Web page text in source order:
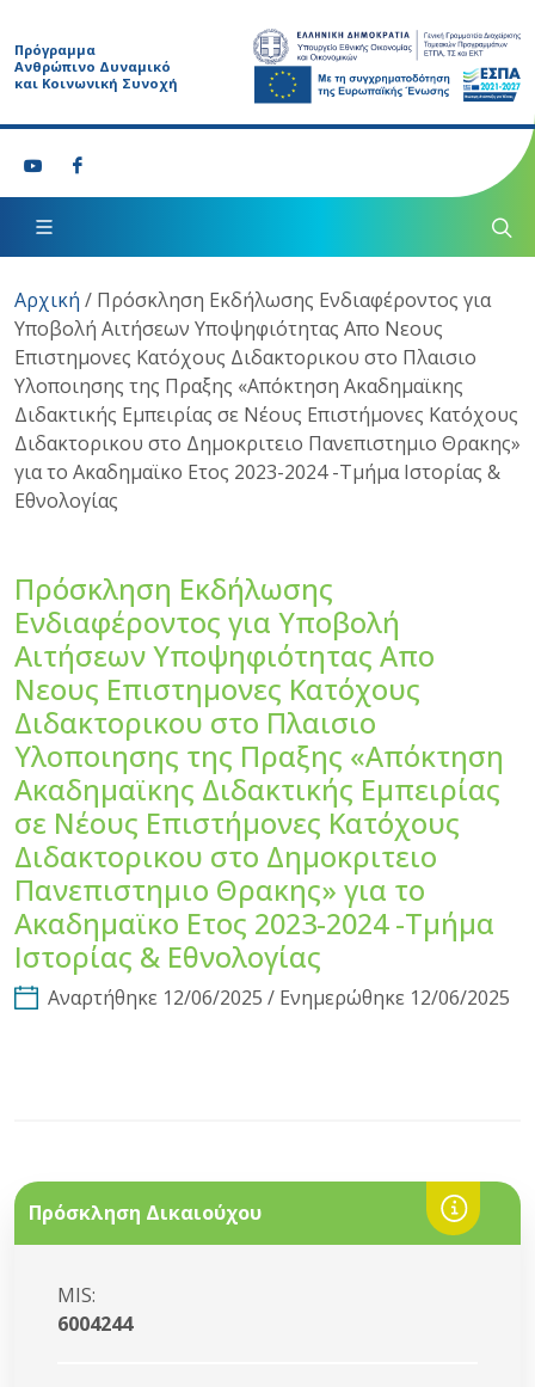
Πρόγραμμα
Ανθρώπινο Δυναμικό
και Κοινωνική Συνοχή
Αρχική / Πρόσκληση Εκδήλωσης Ενδιαφέροντος για
Υποβολή Αιτήσεων Υποψηφιότητας Απο Νεους
Επιστημονες Κατόχους Διδακτορικου στο Πλαισιο
Υλοποιησης της Πραξης «Απόκτηση Ακαδημαϊκης
Διδακτικής Εμπειρίας σε Νέους Επιστήμονες Κατόχους
Διδακτορικου στο Δημοκριτειο Πανεπιστημιο Θρακης»
για το Ακαδημαϊκο Ετος 2023-2024 -Τμήμα Ιστορίας &
Εθνολογίας
Πρόσκληση Εκδήλωσης
Ενδιαφέροντος για Υποβολή
Αιτήσεων Υποψηφιότητας Απο
Νεους Επιστημονες Κατόχους
Διδακτορικου στο Πλαισιο
Υλοποιησης της Πραξης «Απόκτηση
Ακαδημαϊκης Διδακτικής Εμπειρίας
σε Νέους Επιστήμονες Κατόχους
Διδακτορικου στο Δημοκριτειο
Πανεπιστημιο Θρακης» για το
Ακαδημαϊκο Ετος 2023-2024 -Τμήμα
Ιστορίας & Εθνολογίας
Αναρτήθηκε 12/06/2025 / Ενημερώθηκε 12/06/2025
Πρόσκληση Δικαιούχου
MIS:
6004244